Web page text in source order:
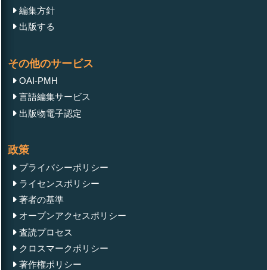
Mini Review
160 t/h, pressure 100 kgf/cm2, Fuel: Natural Gas/Fuel
Oil) after Reconstruction for Increased Steam
Productivity to 210 t/h
Review Article April 12, 2024
Qualitative Model of Electrical Conductivity of
Irradiated Semiconductor
編集方針
出版する
その他のサービス
OAI-PMH
言語編集サービス
出版物電子認定
政策
プライバシーポリシー
ライセンスポリシー
著者の基準
オープンアクセスポリシー
査読プロセス
クロスマークポリシー
著作権ポリシー